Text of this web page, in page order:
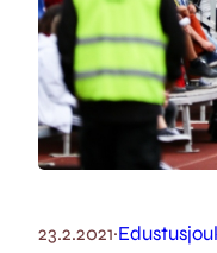
23.2.2021·